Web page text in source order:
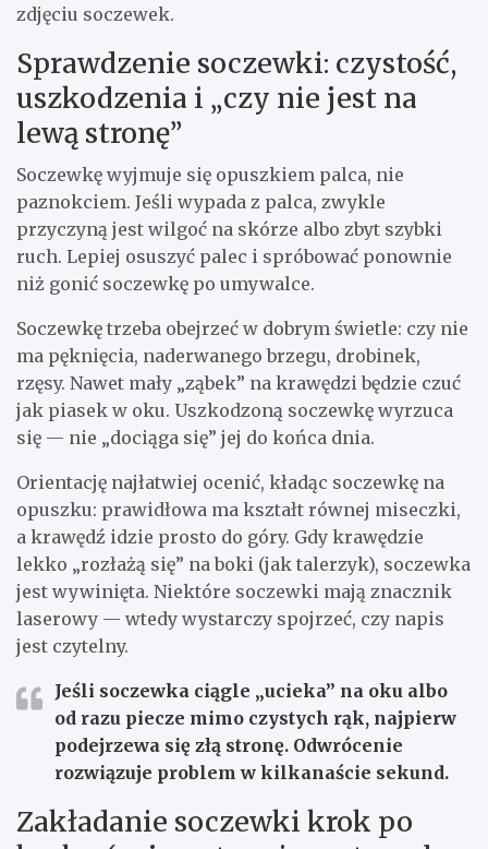
zdjęciu soczewek.
Sprawdzenie soczewki: czystość,
uszkodzenia i „czy nie jest na
lewą stronę”
Soczewkę wyjmuje się opuszkiem palca, nie
paznokciem. Jeśli wypada z palca, zwykle
przyczyną jest wilgoć na skórze albo zbyt szybki
ruch. Lepiej osuszyć palec i spróbować ponownie
niż gonić soczewkę po umywalce.
Soczewkę trzeba obejrzeć w dobrym świetle: czy nie
ma pęknięcia, naderwanego brzegu, drobinek,
rzęsy. Nawet mały „ząbek” na krawędzi będzie czuć
jak piasek w oku. Uszkodzoną soczewkę wyrzuca
się — nie „dociąga się” jej do końca dnia.
Orientację najłatwiej ocenić, kładąc soczewkę na
opuszku: prawidłowa ma kształt równej miseczki,
a krawędź idzie prosto do góry. Gdy krawędzie
lekko „rozłażą się” na boki (jak talerzyk), soczewka
jest wywinięta. Niektóre soczewki mają znacznik
laserowy — wtedy wystarczy spojrzeć, czy napis
jest czytelny.
Jeśli soczewka ciągle „ucieka” na oku albo
od razu piecze mimo czystych rąk, najpierw
podejrzewa się złą stronę. Odwrócenie
rozwiązuje problem w kilkanaście sekund.
Zakładanie soczewki krok po